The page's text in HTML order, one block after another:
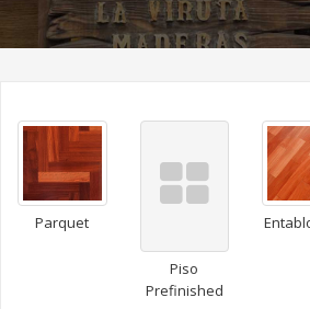
Parquet
Piso
Prefinished